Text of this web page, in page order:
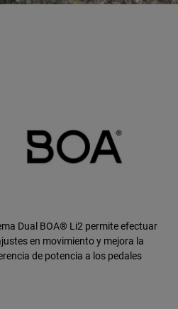
Dual BOA® Li2 permite efectuar
en movimiento y mejora la
de potencia a los pedales